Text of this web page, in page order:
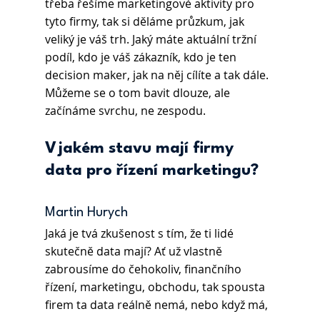
třeba řešíme marketingové aktivity pro
tyto firmy, tak si děláme průzkum, jak
veliký je váš trh. Jaký máte aktuální tržní
podíl, kdo je váš zákazník, kdo je ten
decision maker, jak na něj cílíte a tak dále.
Můžeme se o tom bavit dlouze, ale
začínáme svrchu, ne zespodu.
V jakém stavu mají firmy
data pro řízení marketingu?
Martin Hurych
Jaká je tvá zkušenost s tím, že ti lidé
skutečně data mají? Ať už vlastně
zabrousíme do čehokoliv, finančního
řízení, marketingu, obchodu, tak spousta
firem ta data reálně nemá, nebo když má,